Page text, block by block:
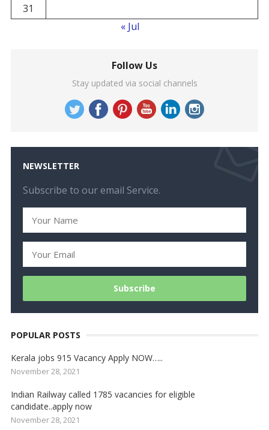
31
« Jul
Follow Us
Stay updated via social channels
NEWSLETTER
Subscribe to our email Service.
POPULAR POSTS
Kerala jobs 915 Vacancy Apply NOW…..
November 28, 2021
Indian Railway called 1785 vacancies for eligible
candidate..apply now
November 28, 2021